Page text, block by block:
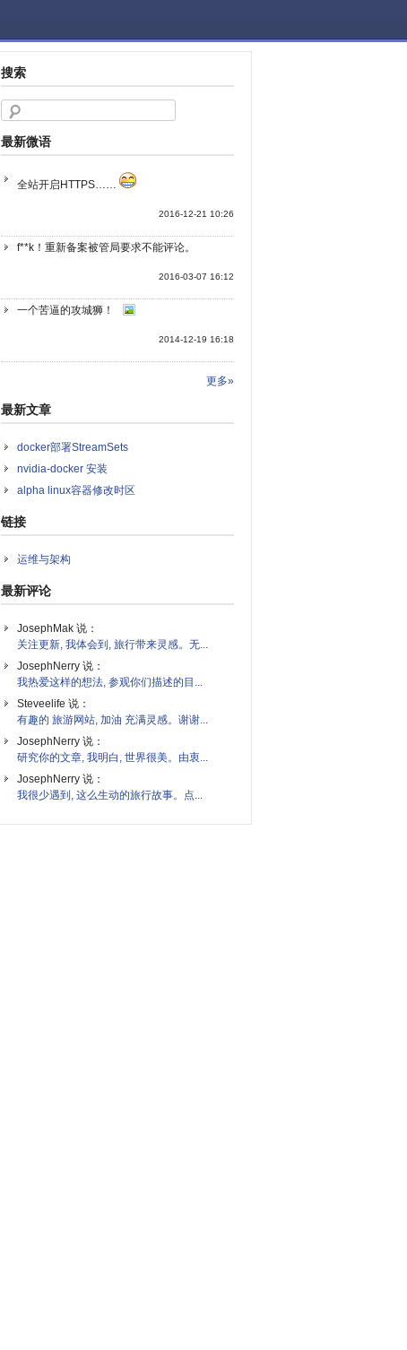
搜索
最新微语
全站开启HTTPS……
2016-12-21 10:26
f**k！重新备案被管局要求不能评论。
2016-03-07 16:12
一个苦逼的攻城狮！
2014-12-19 16:18
更多»
最新文章
docker部署StreamSets
nvidia-docker 安装
alpha linux容器修改时区
链接
运维与架构
最新评论
JosephMak 说：
关注更新, 我体会到, 旅行带来灵感。无...
JosephNerry 说：
我热爱这样的想法, 参观你们描述的目...
Steveelife 说：
有趣的 旅游网站, 加油 充满灵感。谢谢...
JosephNerry 说：
研究你的文章, 我明白, 世界很美。由衷...
JosephNerry 说：
我很少遇到, 这么生动的旅行故事。点...